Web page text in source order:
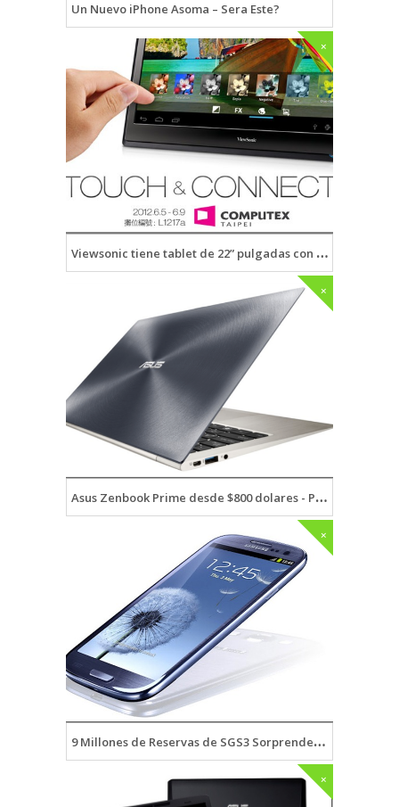
Un Nuevo iPhone Asoma – Sera Este?
+
Viewsonic tiene tablet de 22” pulgadas con Ice Cream Sandwich
+
Asus Zenbook Prime desde $800 dolares - Pantalla 1080p
+
9 Millones de Reservas de SGS3 Sorprendente!
+